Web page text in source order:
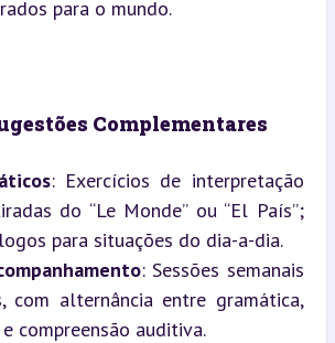
para o mundo.
Complementares
: Exercícios de interpretação
do “Le Monde” ou “El País”;
para situações do dia-a-dia.
: Sessões semanais
com alternância entre gramática,
compreensão auditiva.